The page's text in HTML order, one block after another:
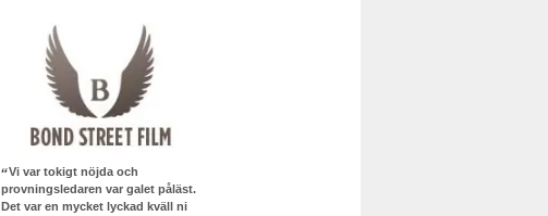
Vi var tokigt nöjda och
provningsledaren var galet påläst.
Det var en mycket lyckad kväll ni